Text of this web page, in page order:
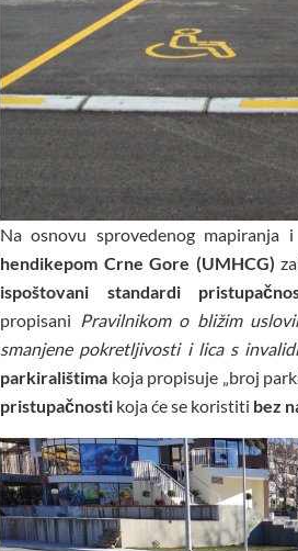
Na osnovu sprovedenog mapiranja
hendikepom Crne Gore (UMHCG)
ispoštovani standardi
propisani Pravilnikom o bližim
smanjene pokretljivosti i lica s
parkiralištima koja propisuje „broj
pristupačnosti koja će se koristiti bez